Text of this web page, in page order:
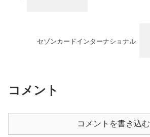
セゾンカードインターナショナル
コメント
コメントを書き込む